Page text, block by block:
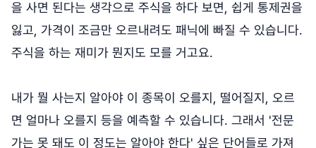
을 사면 된다는 생각으로 주식을 하다 보면, 쉽게 통제권을
잃고, 가격이 조금만 오르내려도 패닉에 빠질 수 있습니다.
주식을 하는 재미가 뭔지도 모를 거고요.
내가 뭘 사는지 알아야 이 종목이 오를지, 떨어질지, 오르
면 얼마나 오를지 등을 예측할 수 있습니다. 그래서 '전문
가는 못 돼도 이 정도는 알아야 한다' 싶은 단어들로 가져